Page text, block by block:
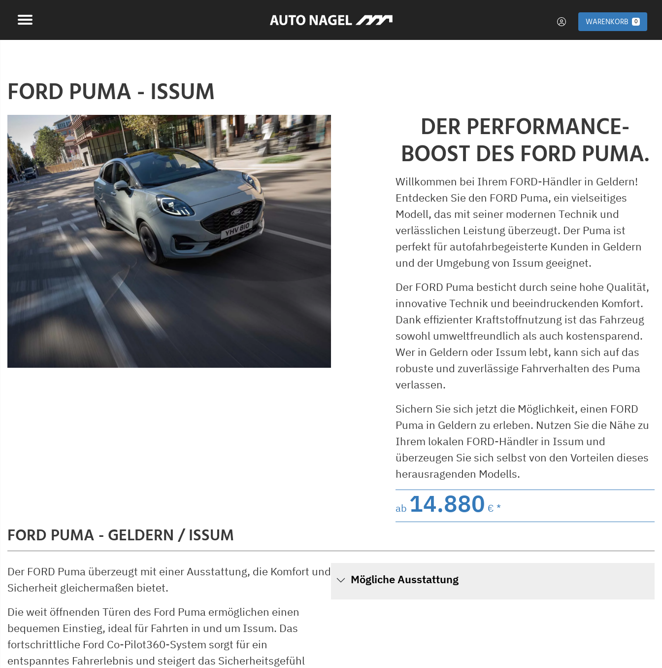
WARENKORB 0
FORD PUMA - ISSUM
DER PERFORMANCE-
BOOST DES FORD PUMA.
Willkommen bei Ihrem FORD-Händler in Geldern!
Entdecken Sie den FORD Puma, ein vielseitiges
Modell, das mit seiner modernen Technik und
verlässlichen Leistung überzeugt. Der Puma ist
perfekt für autofahrbegeisterte Kunden in Geldern
und der Umgebung von Issum geeignet.
Der FORD Puma besticht durch seine hohe Qualität,
innovative Technik und beeindruckenden Komfort.
Dank effizienter Kraftstoffnutzung ist das Fahrzeug
sowohl umweltfreundlich als auch kostensparend.
Wer in Geldern oder Issum lebt, kann sich auf das
robuste und zuverlässige Fahrverhalten des Puma
verlassen.
Sichern Sie sich jetzt die Möglichkeit, einen FORD
Puma in Geldern zu erleben. Nutzen Sie die Nähe zu
Ihrem lokalen FORD-Händler in Issum und
überzeugen Sie sich selbst von den Vorteilen dieses
herausragenden Modells.
ab 14.880 € *
FORD PUMA - GELDERN / ISSUM
Der FORD Puma überzeugt mit einer Ausstattung, die Komfort und
Sicherheit gleichermaßen bietet.
Die weit öffnenden Türen des Ford Puma ermöglichen einen
bequemen Einstieg, ideal für Fahrten in und um Issum. Das
fortschrittliche Ford Co-Pilot360-System sorgt für ein
entspanntes Fahrerlebnis und steigert das Sicherheitsgefühl
Mögliche Ausstattung